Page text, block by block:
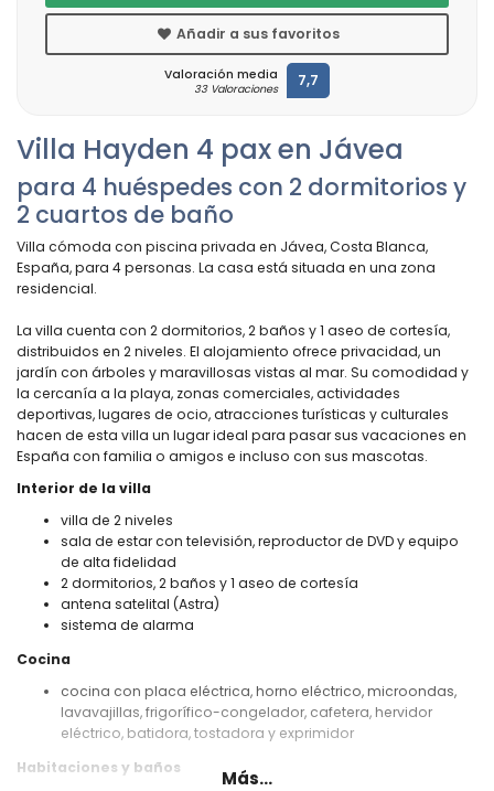
Villa Hayden 4 pax en Jávea
para 4 huéspedes con 2 dormitorios y
2 cuartos de baño
Villa cómoda con piscina privada en Jávea, Costa Blanca,
España, para 4 personas. La casa está situada en una zona
residencial.
La villa cuenta con 2 dormitorios, 2 baños y 1 aseo de cortesía,
distribuidos en 2 niveles. El alojamiento ofrece privacidad, un
jardín con árboles y maravillosas vistas al mar. Su comodidad y
la cercanía a la playa, zonas comerciales, actividades
deportivas, lugares de ocio, atracciones turísticas y culturales
hacen de esta villa un lugar ideal para pasar sus vacaciones en
España con familia o amigos e incluso con sus mascotas.
Interior de la villa
villa de 2 niveles
sala de estar con televisión, reproductor de DVD y equipo
de alta fidelidad
2 dormitorios, 2 baños y 1 aseo de cortesía
antena satelital (Astra)
sistema de alarma
Cocina
cocina con placa eléctrica, horno eléctrico, microondas,
lavavajillas, frigorífico-congelador, cafetera, hervidor
eléctrico, batidora, tostadora y exprimidor
Habitaciones y baños
Más...
Añadir a sus favoritos
Valoración media
33 Valoraciones 7,7